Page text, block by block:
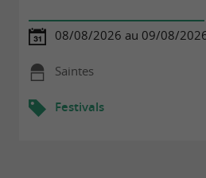
08/08/2026 au 09/08/
Saintes
Festivals